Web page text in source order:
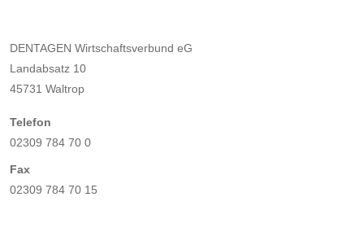
DENTAGEN Wirtschaftsverbund eG
Landabsatz 10
45731 Waltrop
Telefon
02309 784 70 0
Fax
02309 784 70 15